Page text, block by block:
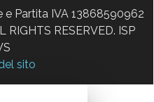
Partita IVA 13868590962
RESERVED. ISP
sito